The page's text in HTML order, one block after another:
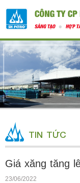
TIN TỨC
Giá xăng tăng
23/06/2022